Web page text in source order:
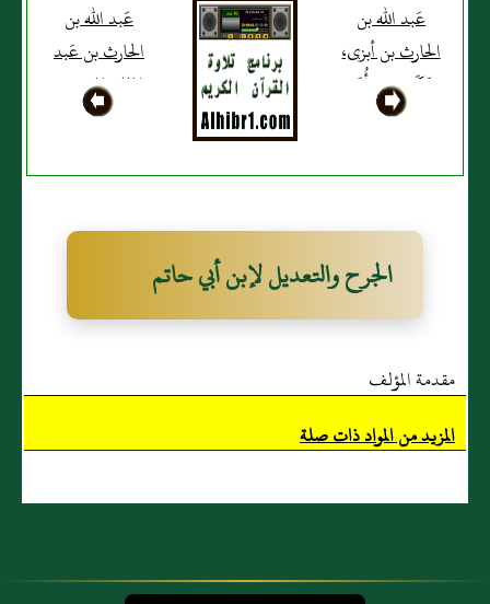
عَبد الله بن
الحارث بن أبزى،
مَكّيٌّ، سمع أُمّه
ريطة بنت
عَبد الله بن
الحارث بن عَبد
الملك المخزومي
المَكّي
الجرح والتعديل لإبن أبي حاتم
مقدمة المؤلف
المزيد من المواد ذات صلة